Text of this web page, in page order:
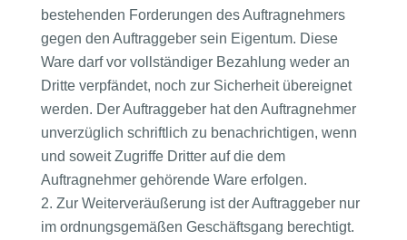
bestehenden Forderungen des Auftragnehmers
gegen den Auftraggeber sein Eigentum. Diese
Ware darf vor vollständiger Bezahlung weder an
Dritte verpfändet, noch zur Sicherheit übereignet
werden. Der Auftraggeber hat den Auftragnehmer
unverzüglich schriftlich zu benachrichtigen, wenn
und soweit Zugriffe Dritter auf die dem
Auftragnehmer gehörende Ware erfolgen.
Zur Weiterveräußerung ist der Auftraggeber nur
im ordnungsgemäßen Geschäftsgang berechtigt.